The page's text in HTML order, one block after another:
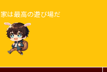
家は最高の遊び場だ